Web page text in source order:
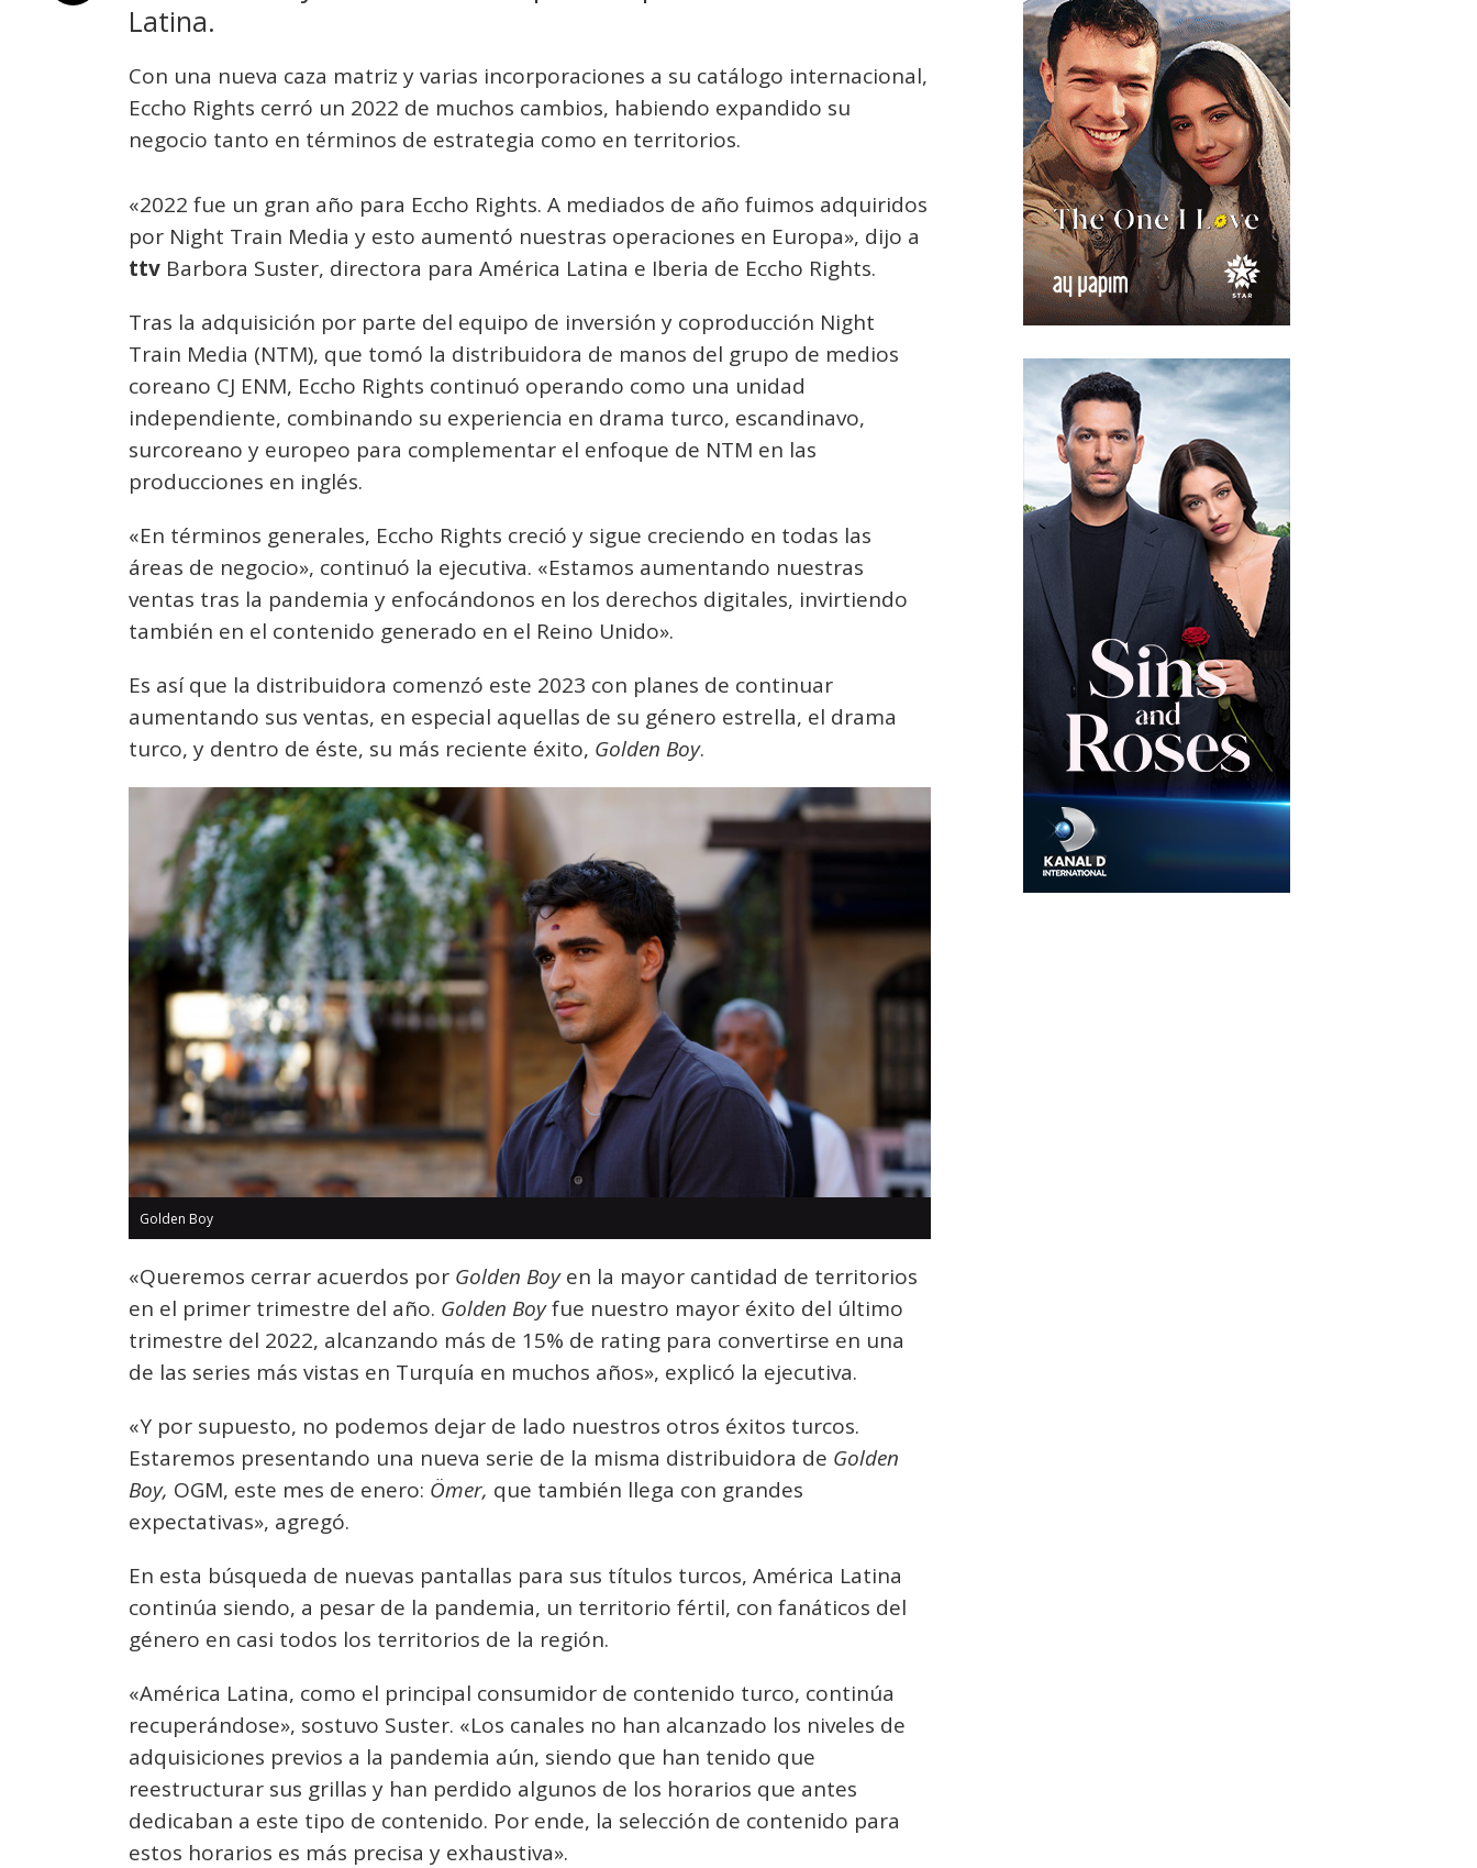
Latina.
Con una nueva caza matriz y varias incorporaciones a su catálogo internacional,
Eccho Rights cerró un 2022 de muchos cambios, habiendo expandido su
negocio tanto en términos de estrategia como en territorios.
«2022 fue un gran año para Eccho Rights. A mediados de año fuimos adquiridos
por Night Train Media y esto aumentó nuestras operaciones en Europa», dijo a
ttv Barbora Suster, directora para América Latina e Iberia de Eccho Rights.
Tras la adquisición por parte del equipo de inversión y coproducción Night
Train Media (NTM), que tomó la distribuidora de manos del grupo de medios
coreano CJ ENM, Eccho Rights continuó operando como una unidad
independiente, combinando su experiencia en drama turco, escandinavo,
surcoreano y europeo para complementar el enfoque de NTM en las
producciones en inglés.
«En términos generales, Eccho Rights creció y sigue creciendo en todas las
áreas de negocio», continuó la ejecutiva. «Estamos aumentando nuestras
ventas tras la pandemia y enfocándonos en los derechos digitales, invirtiendo
también en el contenido generado en el Reino Unido».
Es así que la distribuidora comenzó este 2023 con planes de continuar
aumentando sus ventas, en especial aquellas de su género estrella, el drama
turco, y dentro de éste, su más reciente éxito, Golden Boy.
Golden Boy
«Queremos cerrar acuerdos por Golden Boyen la mayor cantidad de territorios
en el primer trimestre del año. Golden Boyfue nuestro mayor éxito del último
trimestre del 2022, alcanzando más de 15% de rating para convertirse en una
de las series más vistas en Turquía en muchos años», explicó la ejecutiva.
«Y por supuesto, no podemos dejar de lado nuestros otros éxitos turcos.
Estaremos presentando una nueva serie de la misma distribuidora de Golden
Boy, OGM, este mes de enero: Ömer, que también llega con grandes
expectativas», agregó.
En esta búsqueda de nuevas pantallas para sus títulos turcos, América Latina
continúa siendo, a pesar de la pandemia, un territorio fértil, con fanáticos del
género en casi todos los territorios de la región.
«América Latina, como el principal consumidor de contenido turco, continúa
recuperándose», sostuvo Suster. «Los canales no han alcanzado los niveles de
adquisiciones previos a la pandemia aún, siendo que han tenido que
reestructurar sus grillas y han perdido algunos de los horarios que antes
dedicaban a este tipo de contenido. Por ende, la selección de contenido para
estos horarios es más precisa y exhaustiva».